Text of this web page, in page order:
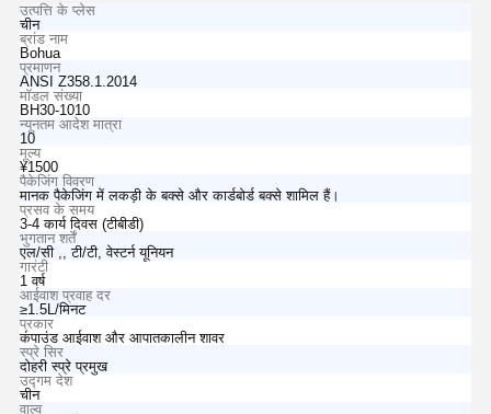
उत्पत्ति के प्लेस
चीन
ब्रांड नाम
Bohua
प्रमाणन
ANSI Z358.1.2014
मॉडल संख्या
BH30-1010
न्यूनतम आदेश मात्रा
10
मूल्य
¥1500
पैकेजिंग विवरण
मानक पैकेजिंग में लकड़ी के बक्से और कार्डबोर्ड बक्से शामिल हैं।
प्रसव के समय
3-4 कार्य दिवस (टीबीडी)
भुगतान शर्तें
एल/सी ,, टी/टी, वेस्टर्न यूनियन
गारंटी
1 वर्ष
आईवाश प्रवाह दर
≥1.5L/मिनट
प्रकार
कंपाउंड आईवाश और आपातकालीन शावर
स्प्रे सिर
दोहरी स्प्रे प्रमुख
उद्गम देश
चीन
वाल्व